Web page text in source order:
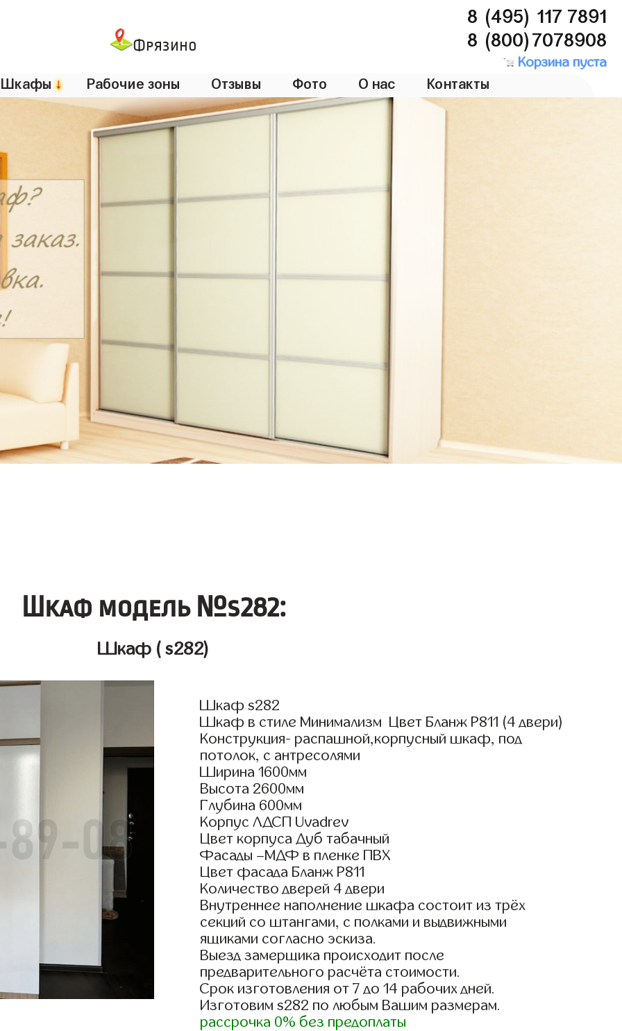
Фрязино
8 (495) 117 7891
8 (800)7078908
Корзина пуста
Шкафы↓ Рабочие зоны Отзывы Фото О нас Контакты
Шкаф модель №s282:
Шкаф ( s282)
Шкаф s282
Шкаф в стиле Минимализм Цвет Бланж Р811 (4 двери)
Конструкция- распашной,корпусный шкаф, под
потолок, с антресолями
Ширина 1600мм
Высота 2600мм
Глубина 600мм
Корпус ЛДСП Uvadrev
Цвет корпуса Дуб табачный
Фасады –МДФ в пленке ПВХ
Цвет фасада Бланж Р811
Количество дверей 4 двери
Внутреннее наполнение шкафа состоит из трёх
секций со штангами, с полками и выдвижными
ящиками согласно эскиза.
Выезд замерщика происходит после
предварительного расчёта стоимости.
Срок изготовления от 7 до 14 рабочих дней.
Изготовим s282 по любым Вашим размерам.
рассрочка 0% без предоплаты